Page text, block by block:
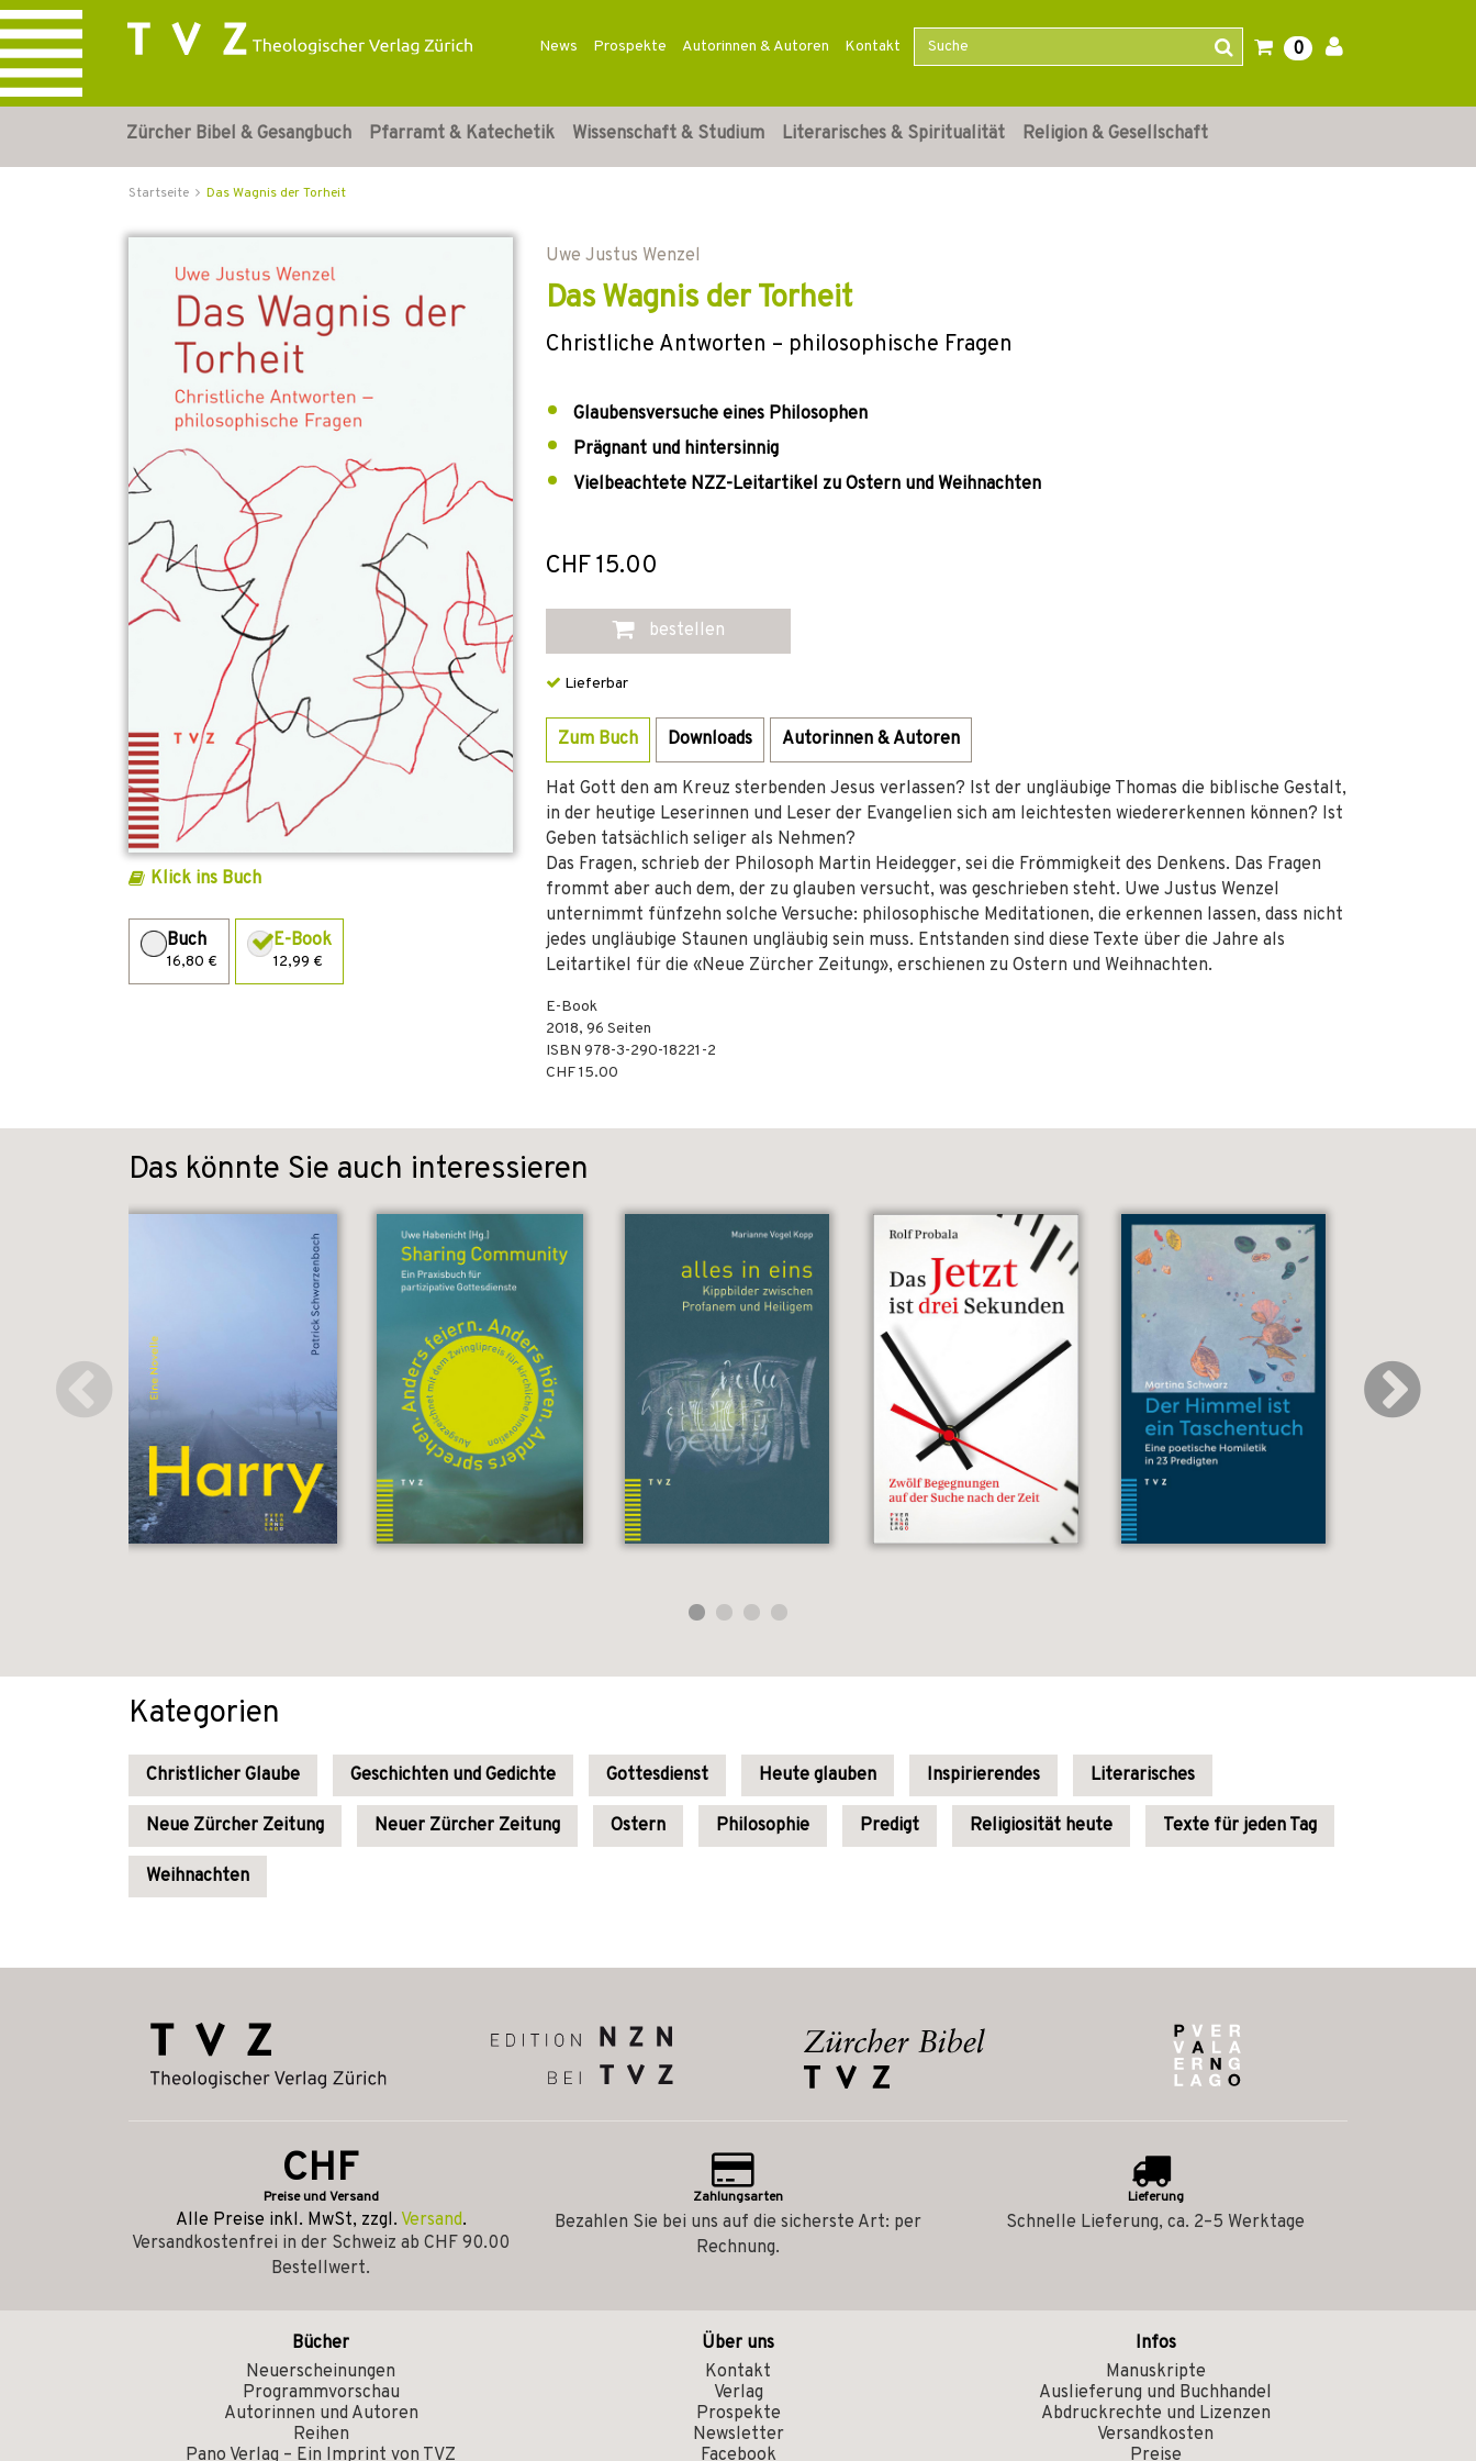
News Prospekte Autorinnen & Autoren Kontakt 0
Zürcher Bibel & Gesangbuch Pfarramt & Katechetik Wissenschaft & Studium Literarisches & Spiritualität Religion & Gesellschaft
Startseite Das Wagnis der Torheit
Klick ins Buch
Buch
16,80 €
E-Book
12,99 €
Uwe Justus Wenzel
Das Wagnis der Torheit
Christliche Antworten – philosophische Fragen
Glaubensversuche eines Philosophen
Prägnant und hintersinnig
Vielbeachtete NZZ-Leitartikel zu Ostern und Weihnachten
CHF 15.00
bestellen
Lieferbar
Zum Buch Downloads Autorinnen & Autoren
Hat Gott den am Kreuz sterbenden Jesus verlassen? Ist der ungläubige Thomas die biblische Gestalt,
in der heutige Leserinnen und Leser der Evangelien sich am leichtesten wiedererkennen können? Ist
Geben tatsächlich seliger als Nehmen?
Das Fragen, schrieb der Philosoph Martin Heidegger, sei die Frömmigkeit des Denkens. Das Fragen
frommt aber auch dem, der zu glauben versucht, was geschrieben steht. Uwe Justus Wenzel
unternimmt fünfzehn solche Versuche: philosophische Meditationen, die erkennen lassen, dass nicht
jedes ungläubige Staunen ungläubig sein muss. Entstanden sind diese Texte über die Jahre als
Leitartikel für die «Neue Zürcher Zeitung», erschienen zu Ostern und Weihnachten.
E-Book
2018, 96 Seiten
ISBN 978-3-290-18221-2
CHF 15.00
Das könnte Sie auch interessieren
Kategorien
Christlicher Glaube Geschichten und Gedichte Gottesdienst Heute glauben Inspirierendes Literarisches
Neue Zürcher Zeitung Neuer Zürcher Zeitung Ostern Philosophie Predigt Religiosität heute Texte für jeden Tag
Weihnachten
CHF
Preise und Versand
Alle Preise inkl. MwSt, zzgl. Versand.
Versandkostenfrei in der Schweiz ab CHF 90.00
Bestellwert.
Zahlungsarten
Bezahlen Sie bei uns auf die sicherste Art: per
Rechnung.
Lieferung
Schnelle Lieferung, ca. 2–5 Werktage
Bücher
Neuerscheinungen
Programmvorschau
Autorinnen und Autoren
Reihen
Pano Verlag – Ein Imprint von TVZ
Über uns
Kontakt
Verlag
Prospekte
Newsletter
Facebook
Infos
Manuskripte
Auslieferung und Buchhandel
Abdruckrechte und Lizenzen
Versandkosten
Preise